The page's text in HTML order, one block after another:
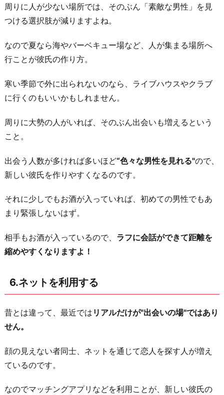
周りに人が少ない場所では、そのぶん「素敵な男性」を見
つける選択肢が減りますよね。
なので夏なら海やバーベキュー場など、人が集まる場所へ
行ことが彼氏の作り方。
寒い季節で外に出られないのなら、ライブハウスやクラブ
に行くのもいいかもしれません。
周りに大勢の人がいれば、そのぶん出会いも増えるという
こと。
出会う人数が多ければ多いほど“色々な男性を見れる"ので、
新しい彼氏を作りやすくなるのです。
それに少しでもお酒が入っていれば、初めての男性でもあ
まり緊張しないはず。
相手もお酒が入っているので、 ラフに会話ができて距離を
縮めやすくなりますよ！
6.ネットを利用する
昔とは違って、最近では リアルだけが"出会いの場"ではあり
せん。
顔の見えない者同士、ネットを通じて恋人を探す人が増え
ているのです。
なのでマッチングアプリなどを利用ことが、新しい彼氏の